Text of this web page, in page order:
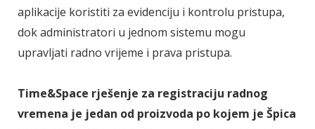
aplikacije koristiti za evidenciju i kontrolu pristupa,
dok administratori u jednom sistemu mogu
upravljati radno vrijeme i prava pristupa.
Time&Space rješenje za registraciju radnog
vremena je jedan od proizvoda po kojem je Špica